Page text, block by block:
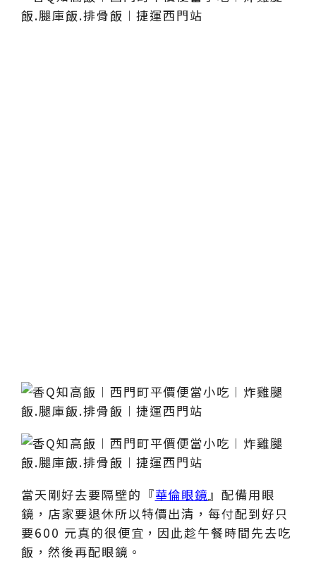
當天剛好去要隔壁的『華倫眼鏡 』配備用眼
鏡，店家要退休所以特價出清，每付配到好只
要600 元真的很便宜，因此趁午餐時間先去吃
飯，然後再配眼鏡。